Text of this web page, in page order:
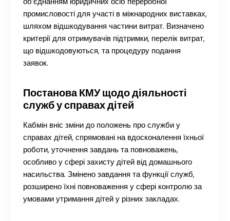
промисловості для участі в міжнародних виставках,
шляхом відшкодування частини витрат. Визначено
критерії для отримувачів підтримки, перелік витрат,
що відшкодовуються, та процедуру подання
заявок.
Постанова КМУ щодо діяльності
служб у справах дітей
Кабмін вніс зміни до положень про служби у
справах дітей, спрямовані на вдосконалення їхньої
роботи, уточнення завдань та повноважень,
особливо у сфері захисту дітей від домашнього
насильства. Змінено завдання та функції служб,
розширено їхні повноваження у сфері контролю за
умовами утримання дітей у різних закладах.